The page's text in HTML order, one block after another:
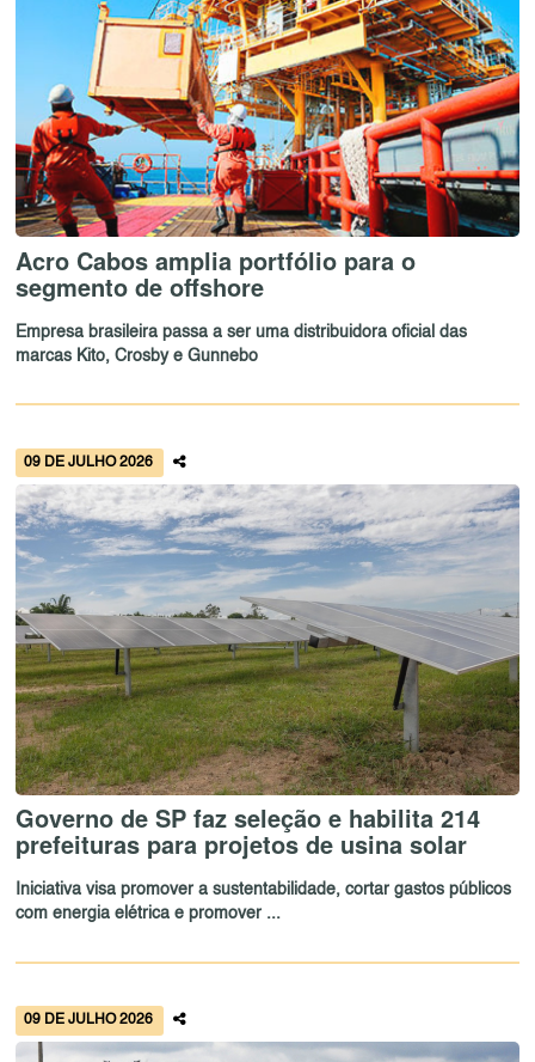
Acro Cabos amplia portfólio para o
segmento de offshore
Empresa brasileira passa a ser uma distribuidora oficial das
marcas Kito, Crosby e Gunnebo
09 DE JULHO 2026
Governo de SP faz seleção e habilita 214
prefeituras para projetos de usina solar
Iniciativa visa promover a sustentabilidade, cortar gastos públicos
com energia elétrica e promover ...
09 DE JULHO 2026